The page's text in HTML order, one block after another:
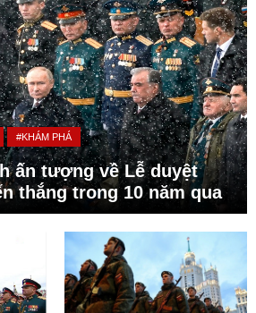
#KHÁM PHÁ
ấn tượng về Lễ duyệt
thắng trong 10 năm qua